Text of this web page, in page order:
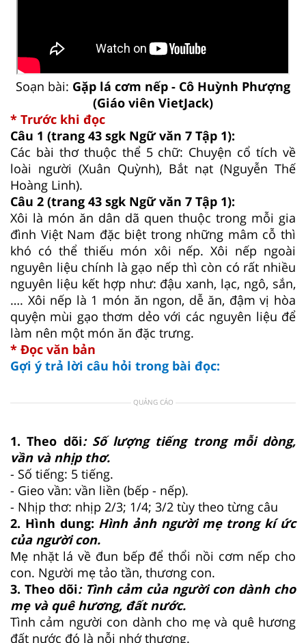
Soạn bài: Gặp lá cơm nếp - Cô Huỳnh Phượng
(Giáo viên VietJack)
* Trước khi đọc
Câu 1 (trang 43 sgk Ngữ văn 7 Tập 1):
Các bài thơ thuộc thể 5 chữ: Chuyện cổ tích về
loài người (Xuân Quỳnh), Bắt nạt (Nguyễn Thế
Hoàng Linh).
Câu 2 (trang 43 sgk Ngữ văn 7 Tập 1):
Xôi là món ăn dân dã quen thuộc trong mỗi gia
đình Việt Nam đặc biệt trong những mâm cỗ thì
khó có thể thiếu món xôi nếp. Xôi nếp ngoài
nguyên liệu chính là gạo nếp thì còn có rất nhiều
nguyên liệu kết hợp như: đậu xanh, lạc, ngô, sắn,
…. Xôi nếp là 1 món ăn ngon, dễ ăn, đậm vị hòa
quyện mùi gạo thơm dẻo với các nguyên liệu để
làm nên một món ăn đặc trưng.
* Đọc văn bản
Gợi ý trả lời câu hỏi trong bài đọc:
QUẢNG CÁO
1. Theo dõi: Số lượng tiếng trong mỗi dòng,
vần và nhịp thơ.
- Số tiếng: 5 tiếng.
- Gieo vần: vần liền (bếp - nếp).
- Nhịp thơ: nhịp 2/3; 1/4; 3/2 tùy theo từng câu
2. Hình dung: Hình ảnh người mẹ trong kí ức
của người con.
Mẹ nhặt lá về đun bếp để thổi nồi cơm nếp cho
con. Người mẹ tảo tần, thương con.
3. Theo dõi: Tình cảm của người con dành cho
mẹ và quê hương, đất nước.
Tình cảm người con dành cho mẹ và quê hương
đất nước đó là nỗi nhớ thương.